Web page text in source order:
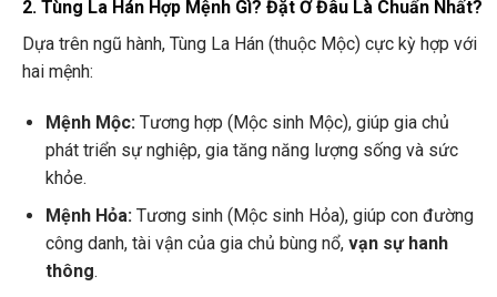
2. Tùng La Hán Hợp Mệnh Gì? Đặt Ở Đâu Là Chuẩn Nhất?
Dựa trên ngũ hành, Tùng La Hán (thuộc Mộc) cực kỳ hợp với
hai mệnh:
Mệnh Mộc:Tương hợp (Mộc sinh Mộc), giúp gia chủ
phát triển sự nghiệp, gia tăng năng lượng sống và sức
khỏe.
Mệnh Hỏa:Tương sinh (Mộc sinh Hỏa), giúp con đường
công danh, tài vận của gia chủ bùng nổ, vạn sự hanh
thông.